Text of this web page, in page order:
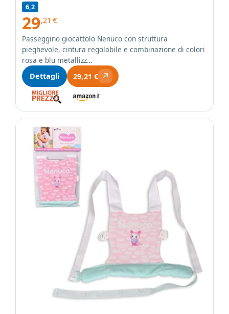
6,2
29,21 €
Passeggino giocattolo Nenuco con struttura
pieghevole, cintura regolabile e combinazione di colori
rosa e blu metallizz…
Dettagli
29,21 € ↗